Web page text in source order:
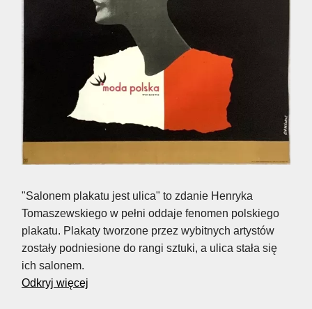
"Salonem plakatu jest ulica" to zdanie Henryka
Tomaszewskiego w pełni oddaje fenomen polskiego
plakatu. Plakaty tworzone przez wybitnych artystów
zostały podniesione do rangi sztuki, a ulica stała się
ich salonem.
Odkryj więcej